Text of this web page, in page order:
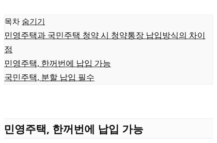
목차 숨기기
민영주택과 국민주택 청약 시 청약통장 납입방식의 차이
점
민영주택, 한꺼번에 납입 가능
국민주택, 분할 납입 필수
민영주택, 한꺼번에 납입 가능